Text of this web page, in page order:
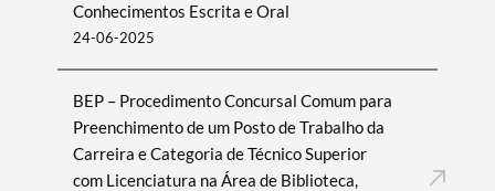
Conhecimentos Escrita e Oral
24-06-2025
BEP – Procedimento Concursal Comum para
Preenchimento de um Posto de Trabalho da
Carreira e Categoria de Técnico Superior
com Licenciatura na Área de Biblioteca,